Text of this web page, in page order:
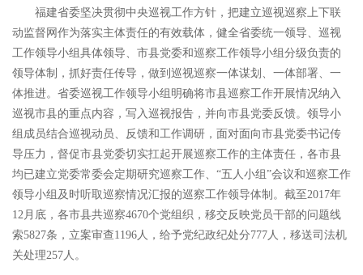
福建省委坚决贯彻中央巡视工作方针，把建立巡视巡察上下联
动监督网作为落实主体责任的有效载体，健全省委统一领导、巡视
工作领导小组具体领导、市县党委和巡察工作领导小组分级负责的
领导体制，抓好责任传导，做到巡视巡察一体谋划、一体部署、一
体推进。省委巡视工作领导小组明确将市县巡察工作开展情况纳入
巡视市县的重点内容，写入巡视报告，并向市县党委反馈。领导小
组成员结合巡视动员、反馈和工作调研，面对面向市县党委书记传
导压力，督促市县党委切实扛起开展巡察工作的主体责任，各市县
均已建立党委常委会定期研究巡察工作、“五人小组”会议和巡察工作
领导小组及时听取巡察情况汇报的巡察工作领导体制。截至2017年
12月底，各市县共巡察4670个党组织，移交反映党员干部的问题线
索5827条，立案审查1196人，给予党纪政纪处分777人，移送司法机
关处理257人。